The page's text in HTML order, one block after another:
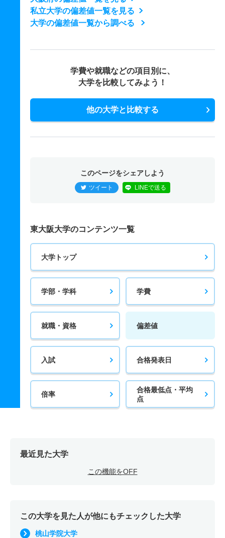
私立大学の偏差値一覧を見る
大学の偏差値一覧から調べる
学費や就職などの項目別に、
大学を比較してみよう！
他の大学と比較する
このページをシェアしよう
ツイート LINEで送る
東大阪大学のコンテンツ一覧
大学トップ
学部・学科 学費
就職・資格 偏差値
入試 合格発表日
倍率
合格最低点・平均
点
最近見た大学
この機能をOFF
この大学を見た人が他にもチェックした大学
桃山学院大学